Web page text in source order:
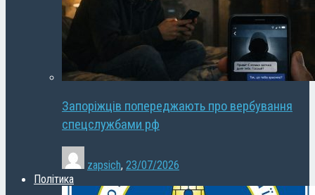
Запоріжців попереджають про вербування
спецслужбами рф
zapsich, 23/07/2026
Політика